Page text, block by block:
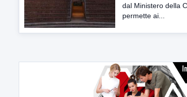
dal Ministero della
permette ai...